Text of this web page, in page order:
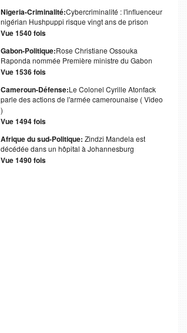
Nigeria-Criminalité:Cybercriminalité : l'influenceur
nigérian Hushpuppi risque vingt ans de prison
Vue 1540 fois
Gabon-Politique:Rose Christiane Ossouka
Raponda nommée Première ministre du Gabon
Vue 1536 fois
Cameroun-Défense:Le Colonel Cyrille Atonfack
parle des actions de l'armée camerounaise ( Video
)
Vue 1494 fois
Afrique du sud-Politique: Zindzi Mandela est
décédée dans un hôpital à Johannesburg
Vue 1490 fois